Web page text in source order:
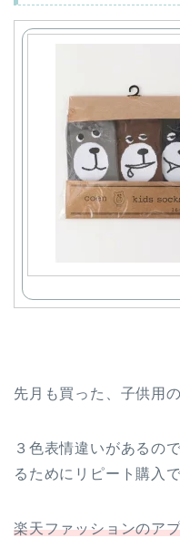
先月も買った、子供用の
３色表情違いがあるの
るためにリピート購入で
楽天ファッションのア